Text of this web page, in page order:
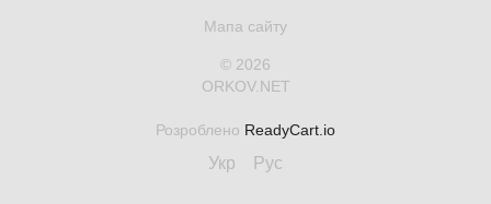
Мапа сайту
© 2026
ORKOV.NET
Розроблено ReadyCart.io
Укр Рус